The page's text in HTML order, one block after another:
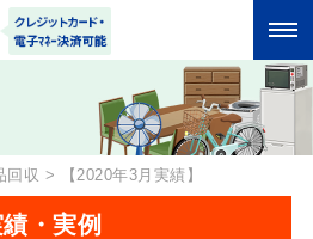
回収 > 【2020年3月実績】
・実例